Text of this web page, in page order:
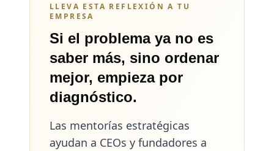
LLEVA ESTA REFLEXIÓN A TU
EMPRESA
Si el problema ya no es
saber más, sino ordenar
mejor, empieza por
diagnóstico.
Las mentorías estratégicas
ayudan a CEOs y fundadores a